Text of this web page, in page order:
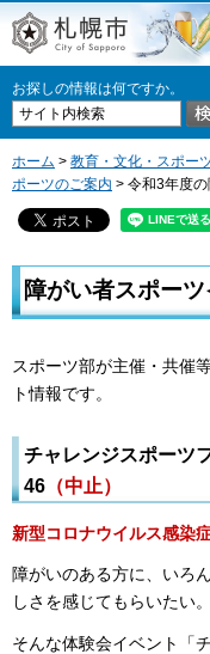
札幌市
お探しの情報は何ですか。
ホーム > 教育・文化・スポー
ポーツのご案内 > 令和3年度
障がい者スポー
スポーツ部が主催・共催
ト情報です。
チャレンジスポー
46 （中止）
新型コロナウイルス感染
障がいのある方に、いろ
しさを感じてもらいたい。
そんな体験会イベント